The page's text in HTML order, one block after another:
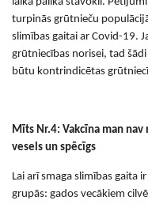
turpinās grūtnieču
slimības gaitai ar Covid-19.
grūtniecības norisei, tad
būtu kontrindicētas
Mīts Nr.4: Vakcīna man
vesels un spēcīgs
Lai arī smaga slimības gaita
grupās: gados vecākiem